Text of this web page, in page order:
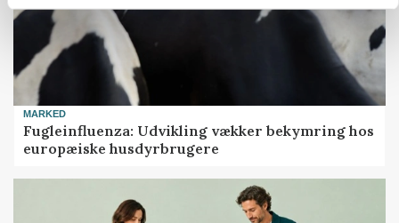
MARKED
Fugleinfluenza: Udvikling vækker bekymring hos
europæiske husdyrbrugere